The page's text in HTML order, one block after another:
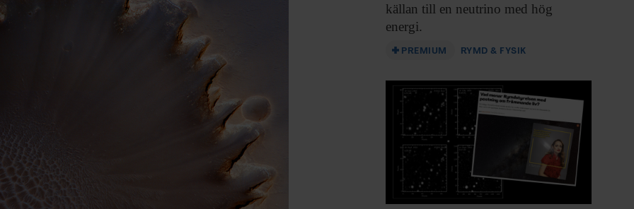
källan till en neutrino med hög
energi.
PREMIUM RYMD & FYSIK